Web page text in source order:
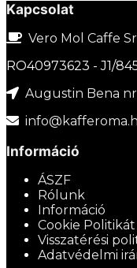
Kapcsolat
Vero Mol Caffe Srl
RO40973623 - J1/
Augustin Bena
Információ
ÁSZF
Rólunk
Információ
Cookie Politikát
Visszatérési
Adatvédelmi